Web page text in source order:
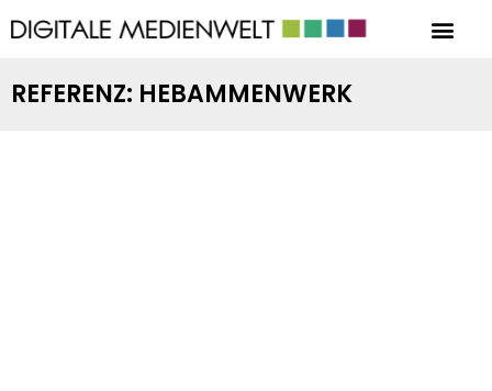
REFERENZ: HEBAMMENWERK